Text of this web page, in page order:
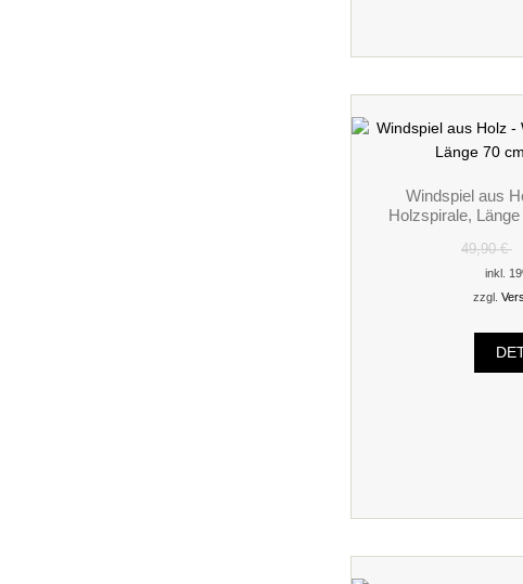
Windspiel aus
Holzspirale,
49,90 €
inkl.
zzgl.